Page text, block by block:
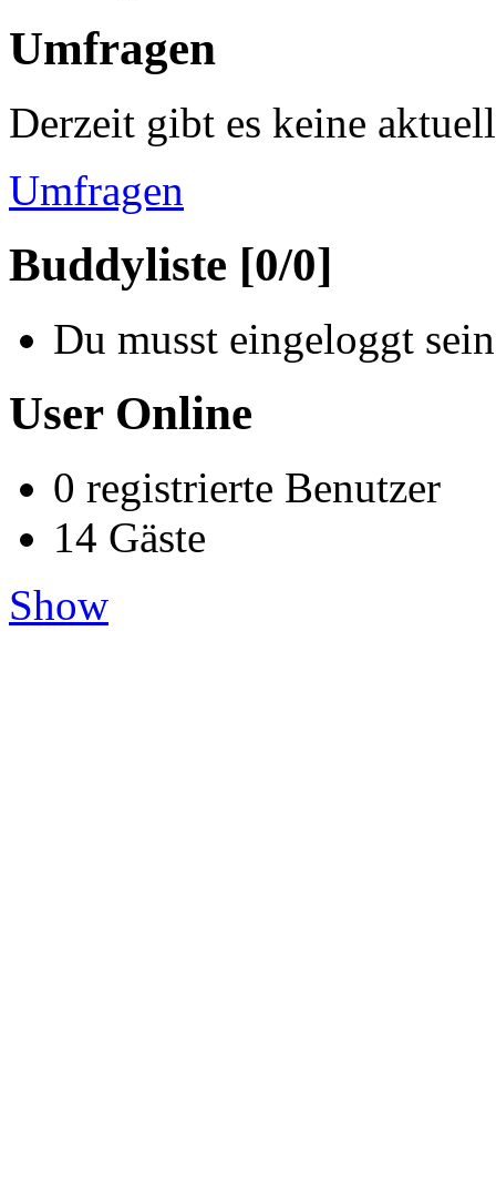
Umfragen
Derzeit gibt es keine
Umfragen
Buddyliste [0/0]
Du musst eingeloggt
User Online
0 registrierte Benutzer
14 Gäste
Show